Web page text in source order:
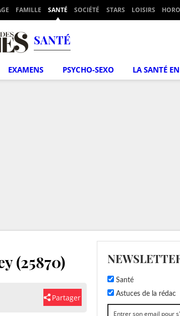
FAMILLE SANTÉ SOCIÉTÉ STARS LOISIRS
SANTÉ
EXAMENS PSYCHO-SEXO LA SANTÉ
(25870)
Partager
Santé
Astuces de la rédac